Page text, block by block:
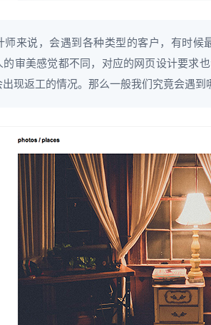
师来说，会遇到各种类型的客户，有时
的审美感觉都不同，对应的网页设计要求
出现返工的情况。那么一般我们究竟会遇